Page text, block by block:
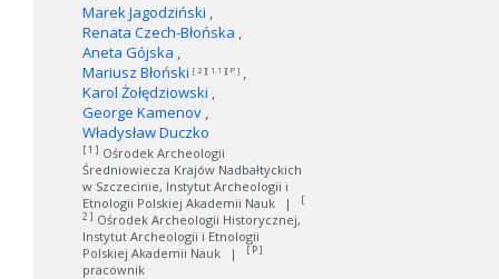
Marek Jagodziński
Renata Czech-Błońska
Aneta Gójska
Mariusz Błoński [ 2 ][ 1.1 ][ P ]
Karol Żołędziowski
George Kamenov
Władysław Duczko
[ 1 ] Ośrodek Archeologii
Średniowiecza Krajów Nadbałtyckich
w Szczecinie, Instytut Archeologii i
Etnologii Polskiej Akademii Nauk
|
[
2 ] Ośrodek Archeologii Historycznej,
Instytut Archeologii i Etnologii
Polskiej Akademii Nauk
| [ P ]
pracownik